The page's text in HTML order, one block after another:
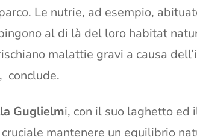
Le nutrie, ad esempio,
al di là del loro habitat
malattie gravi a causa
conclude.
Guglielmi, con il suo laghetto ed
mantenere un equilibrio